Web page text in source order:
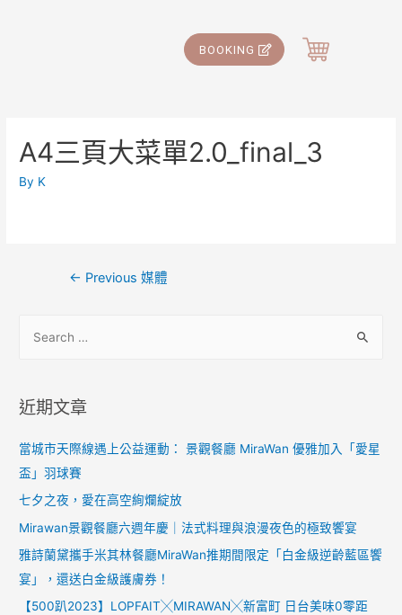
BOOKING
A4三頁大菜單2.0_final_3
By K
← Previous 媒體
近期文章
當城市天際線遇上公益運動： 景觀餐廳 MiraWan 優雅加入「愛星
盃」羽球賽
七夕之夜，愛在高空絢爛綻放
Mirawan景觀餐廳六週年慶｜法式料理與浪漫夜色的極致饗宴
雅詩蘭黛攜手米其林餐廳MiraWan推期間限定「白金級逆齡藍區饗
宴」，還送白金級護膚券！
【500趴2023】LOPFAIT╳MIRAWAN╳新富町 日台美味0零距